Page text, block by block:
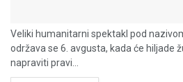
Veliki humanitarni spektakl pod
održava se 6. avgusta, kada će hiljade
napraviti pravi...